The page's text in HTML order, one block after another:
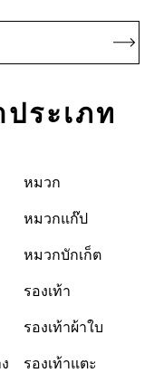
ประเภท
หมวก
หมวกแก๊ป
หมวกบักเก็ต
รองเท้า
รองเท้าผ้าใบ
รองเท้าแตะ